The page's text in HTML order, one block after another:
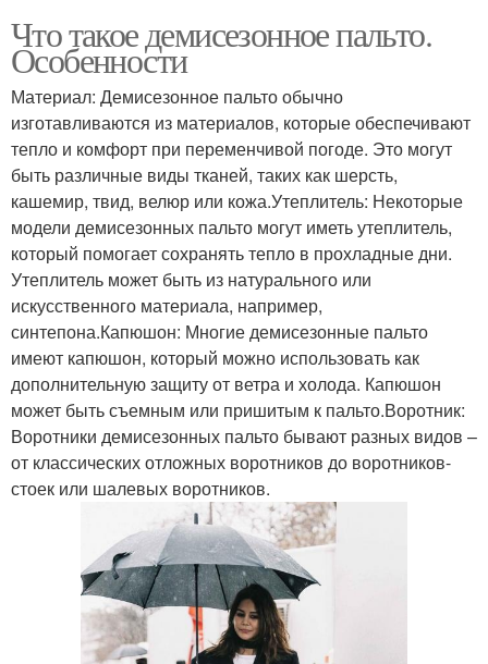
Что такое демисезонное пальто.
Особенности
Материал: Демисезонное пальто обычно
изготавливаются из материалов, которые обеспечивают
тепло и комфорт при переменчивой погоде. Это могут
быть различные виды тканей, таких как шерсть,
кашемир, твид, велюр или кожа.Утеплитель: Некоторые
модели демисезонных пальто могут иметь утеплитель,
который помогает сохранять тепло в прохладные дни.
Утеплитель может быть из натурального или
искусственного материала, например,
синтепона.Капюшон: Многие демисезонные пальто
имеют капюшон, который можно использовать как
дополнительную защиту от ветра и холода. Капюшон
может быть съемным или пришитым к пальто.Воротник:
Воротники демисезонных пальто бывают разных видов –
от классических отложных воротников до воротников-
стоек или шалевых воротников.